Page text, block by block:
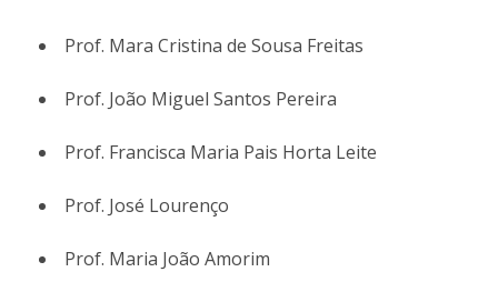
Prof. Mara Cristina de Sousa Freitas
Prof. João Miguel Santos Pereira
Prof. Francisca Maria Pais Horta Leite
Prof. José Lourenço
Prof. Maria João Amorim